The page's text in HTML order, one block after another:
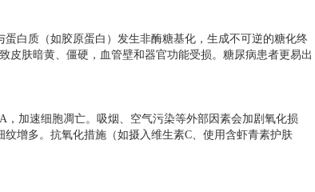
蛋白质（如胶原蛋白）发生非酶糖基化，生成不可逆的糖化终
皮肤暗黄、僵硬，血管壁和器官功能受损。糖尿病患者更易出
，加速细胞凋亡。吸烟、空气污染等外部因素会加剧氧化损
纹增多。抗氧化措施（如摄入维生素C、使用含虾青素护肤